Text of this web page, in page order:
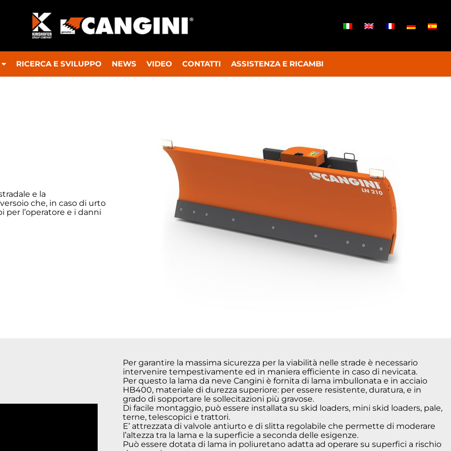
RICERCA E SVILUPPO NEWS VIDEO CONTATTI ASSISTENZA E RICAMBI
e la
che, in caso di urto
per l’operatore e i danni
Per garantire la massima sicurezza per la viabilità nelle strade è necessario
intervenire tempestivamente ed in maniera efficiente in caso di nevicata.
Per questo la lama da neve Cangini è fornita di lama imbullonata e in acciaio
HB400, materiale di durezza superiore: per essere resistente, duratura, e in
grado di sopportare le sollecitazioni più gravose.
Di facile montaggio, può essere installata su skid loaders, mini skid loaders, pale,
terne, telescopici e trattori.
E’ attrezzata di valvole antiurto e di slitta regolabile che permette di moderare
l’altezza tra la lama e la superficie a seconda delle esigenze.
Può essere dotata di lama in poliuretano adatta ad operare su superfici a rischio